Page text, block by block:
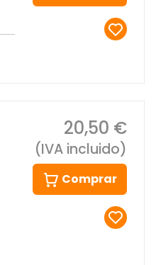
20,50 €
(IVA incluido)
Comprar